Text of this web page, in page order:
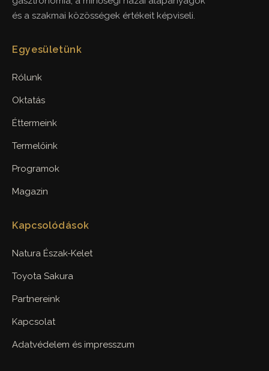
és a szakmai közösségek értékeit képviseli.
Egyesületünk
Rólunk
Oktatás
Éttermeink
Termelőink
Programok
Magazin
Kapcsolódások
Natura Észak-Kelet
Toyota Sakura
Partnereink
Kapcsolat
Adatvédelem és impresszum